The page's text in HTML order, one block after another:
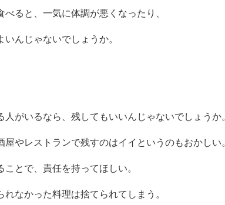
ると、一気に体調が悪くなったり、
んじゃないでしょうか。
がいるなら、残してもいいんじゃないでしょうか。
やレストランで残すのはイイというのもおかしい。
とで、責任を持ってほしい。
なかった料理は捨てられてしまう。